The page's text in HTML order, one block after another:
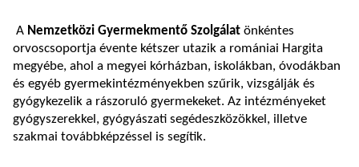
A Nemzetközi Gyermekmentő Szolgálat önkéntes
orvoscsoportja évente kétszer utazik a romániai Hargita
megyébe, ahol a megyei kórházban, iskolákban, óvodákban
és egyéb gyermekintézményekben szűrik, vizsgálják és
gyógykezelik a rászoruló gyermekeket. Az intézményeket
gyógyszerekkel, gyógyászati segédeszközökkel, illetve
szakmai továbbképzéssel is segítik.